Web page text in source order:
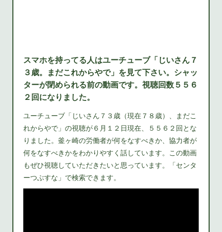
スマホを持ってる人はユーチューブ「じいさん７
３歳。まだこれからやで」を見て下さい。シャッ
ターが閉められる前の動画です。視聴回数５５６
２回になりました。
ユーチューブ「じいさん７３歳（現在７８歳）、まだこ
れからやで」の視聴が６月１２日現在、５５６２回とな
りました。釜ヶ崎の労働者が何をなすべきか、協力者が
何をなすべきかをわかりやすく話しています。この動画
もぜひ視聴していただきたいと思っています。「センタ
ーつぶすな」で検索できます。